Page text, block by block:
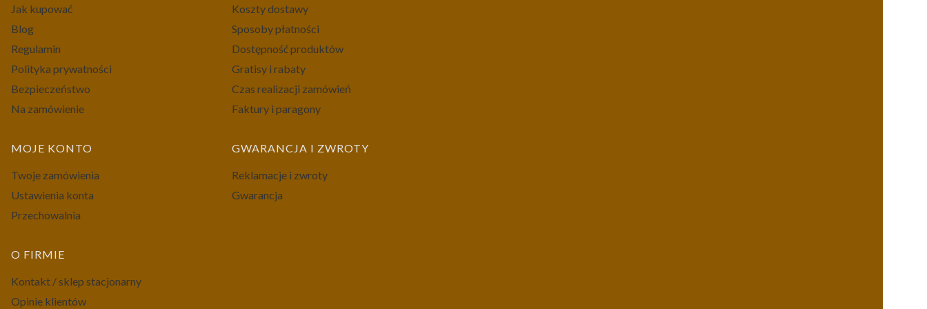
Jak kupować
Blog
Regulamin
Polityka prywatności
Bezpieczeństwo
Na zamówienie
Koszty dostawy
Sposoby płatności
Dostępność produktów
Gratisy i rabaty
Czas realizacji zamówień
Faktury i paragony
MOJE KONTO
Twoje zamówienia
Ustawienia konta
Przechowalnia
GWARANCJA I ZWROTY
Reklamacje i zwroty
Gwarancja
O FIRMIE
Kontakt / sklep stacjonarny
Opinie klientów